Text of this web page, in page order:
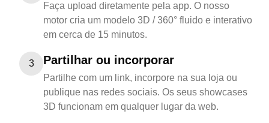
Faça upload diretamente pela app. O nosso
motor cria um modelo 3D / 360° fluido e interativo
em cerca de 15 minutos.
3 Partilhar ou incorporar
Partilhe com um link, incorpore na sua loja ou
publique nas redes sociais. Os seus showcases
3D funcionam em qualquer lugar da web.